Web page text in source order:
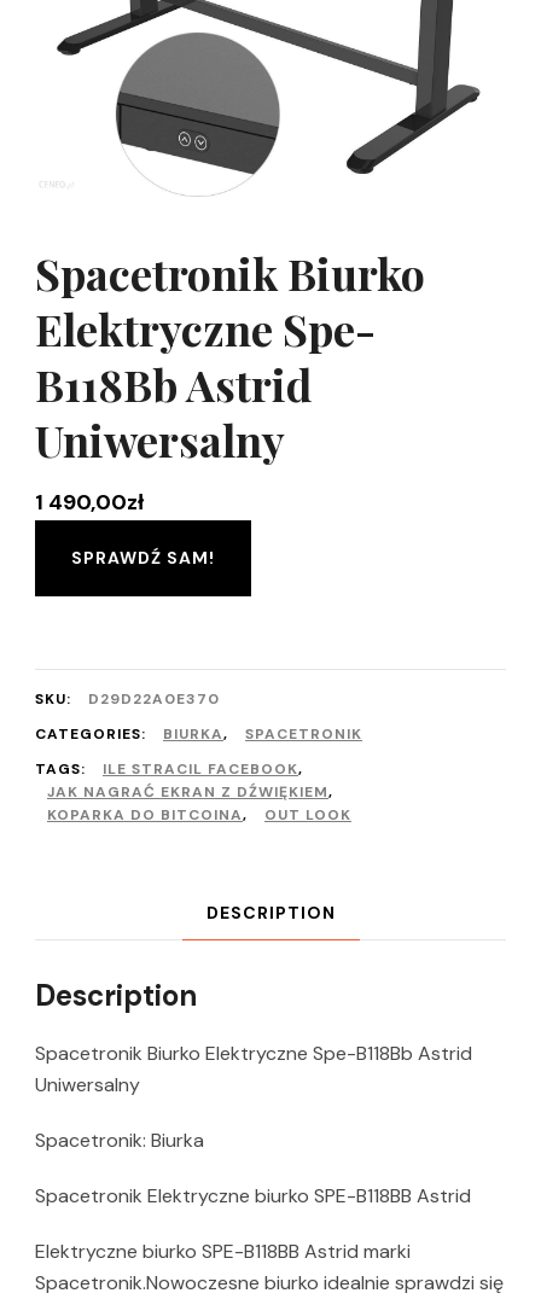
Spacetronik Biurko
Elektryczne Spe-
B118Bb Astrid
Uniwersalny
1 490,00zł
SPRAWDŹ SAM!
SKU:
D29D22A0E370
CATEGORIES:
BIURKA,
SPACETRONIK
TAGS:
ILE STRACIL FACEBOOK,
JAK NAGRAĆ EKRAN Z DŹWIĘKIEM,
KOPARKA DO BITCOINA, OUT LOOK
DESCRIPTION
Description
Spacetronik Biurko Elektryczne Spe-B118Bb Astrid
Uniwersalny
Spacetronik: Biurka
Spacetronik Elektryczne biurko SPE-B118BB Astrid
Elektryczne biurko SPE-B118BB Astrid marki
Spacetronik.Nowoczesne biurko idealnie sprawdzi się